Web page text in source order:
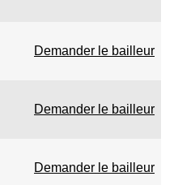
Demander le bailleur
Demander le bailleur
Demander le bailleur